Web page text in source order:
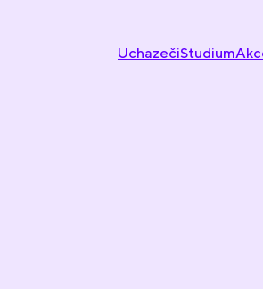
UchazečiStudium